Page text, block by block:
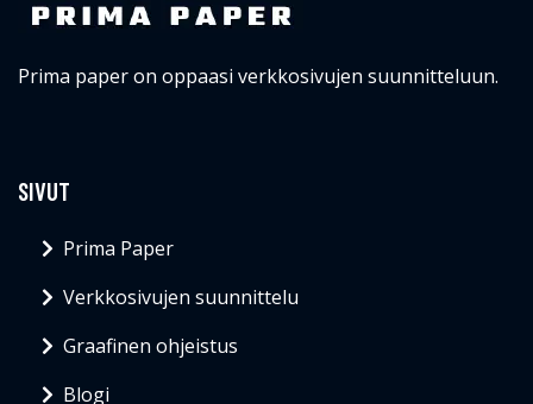
Prima paper on oppaasi verkkosivujen suunnitteluun.
SIVUT
Prima Paper
Verkkosivujen suunnittelu
Graafinen ohjeistus
Blogi